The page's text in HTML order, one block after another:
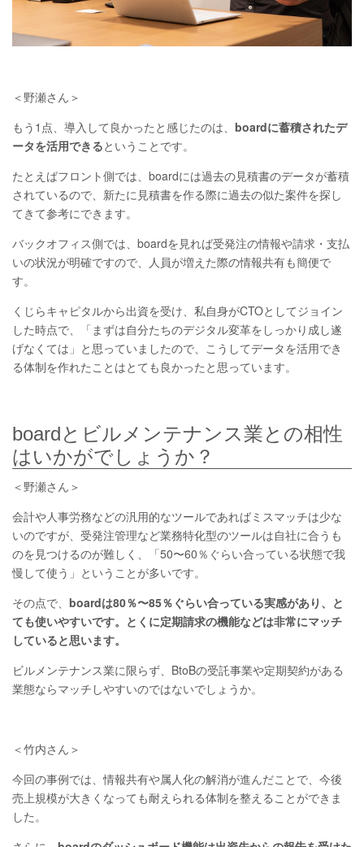
＜野瀬さん＞
もう1点、導入して良かったと感じたのは、 boardに蓄積されたデ
ータを活用できるということです。
たとえばフロント側では、boardには過去の見積書のデータが蓄積
されているので、新たに見積書を作る際に過去の似た案件を探し
てきて参考にできます。
バックオフィス側では、boardを見れば受発注の情報や請求・支払
いの状況が明確ですので、人員が増えた際の情報共有も簡便で
す。
くじらキャピタルから出資を受け、私自身がCTOとしてジョイン
した時点で、「まずは自分たちのデジタル変革をしっかり成し遂
げなくては」と思っていましたので、こうしてデータを活用でき
る体制を作れたことはとても良かったと思っています。
boardとビルメンテナンス業との相性
はいかがでしょうか？
＜野瀬さん＞
会計や人事労務などの汎用的なツールであればミスマッチは少な
いのですが、受発注管理など業務特化型のツールは自社に合うも
のを見つけるのが難しく、「50〜60％ぐらい合っている状態で我
慢して使う」ということが多いです。
その点で、 boardは80％〜85％ぐらい合っている実感があり、と
ても使いやすいです。とくに定期請求の機能などは非常にマッチ
していると思います。
ビルメンテナンス業に限らず、BtoBの受託事業や定期契約がある
業態ならマッチしやすいのではないでしょうか。
＜竹内さん＞
今回の事例では、情報共有や属人化の解消が進んだことで、今後
売上規模が大きくなっても耐えられる体制を整えることができま
した。